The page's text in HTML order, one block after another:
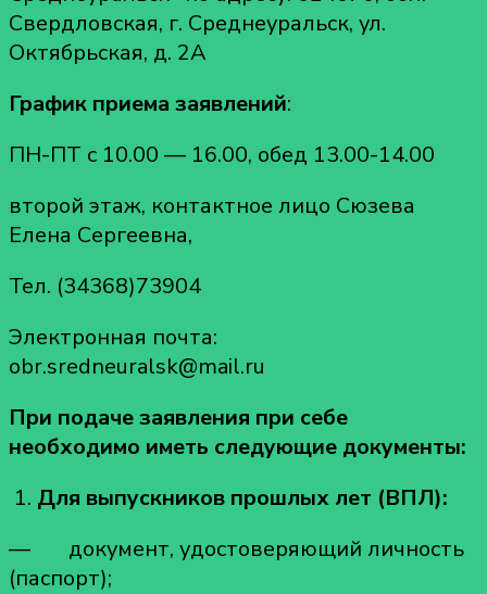
Свердловская, г. Среднеуральск, ул.
Октябрьская, д. 2А
График приема заявлений:
ПН-ПТ с 10.00 — 16.00, обед 13.00-14.00
второй этаж, контактное лицо Сюзева
Елена Сергеевна,
Тел. (34368)73904
Электронная почта:
obr.sredneuralsk@mail.ru
При подаче заявления при себе
необходимо иметь следующие документы:
1. Для выпускников прошлых лет (ВПЛ):
— документ, удостоверяющий личность
(паспорт);